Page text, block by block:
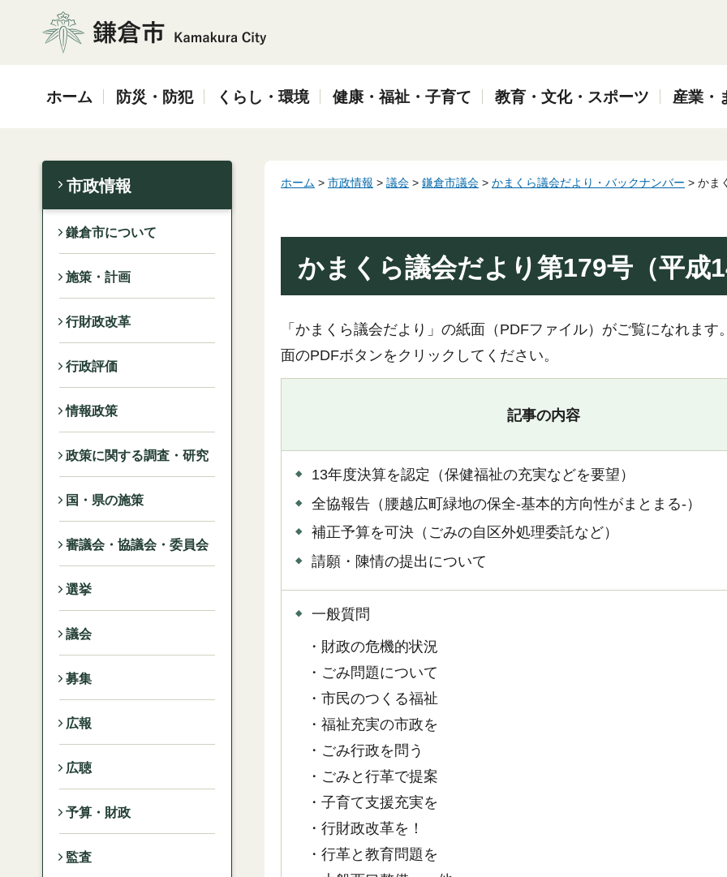
鎌倉市
ホーム 防災・防犯 くらし・環境 健康・福祉・子育て 教育・文化・スポーツ 産業・
市政情報
鎌倉市について
施策・計画
行財政改革
行政評価
情報政策
政策に関する調査・研究
国・県の施策
審議会・協議会・委員会
選挙
議会
募集
広報
広聴
予算・財政
監査
ホーム > 市政情報 > 議会 > 鎌倉市議会 > かまくら議会だより・バックナンバー > かま
かまくら議会だより第179号（平成
「かまくら議会だより」の紙面（PDFファイル）がご覧になれま
面のPDFボタンをクリックしてください。
記事の内容
13年度決算を認定（保健福祉の充実などを要望）
全協報告（腰越広町緑地の保全-基本的方向性がまとまる-）
補正予算を可決（ごみの自区外処理委託など）
請願・陳情の提出について
一般質問
・財政の危機的状況
・ごみ問題について
・市民のつくる福祉
・福祉充実の市政を
・ごみ行政を問う
・ごみと行革で提案
・子育て支援充実を
・行財政改革を！
・行革と教育問題を